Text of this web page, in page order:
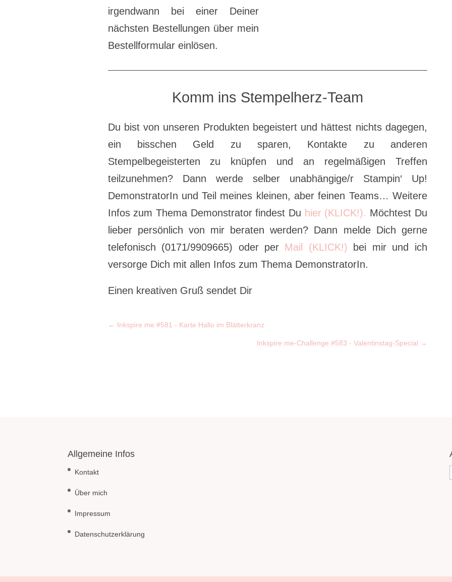
irgendwann bei einer Deiner
nächsten Bestellungen über mein
Bestellformular einlösen.
Komm ins Stempelherz-Team
Du bist von unseren Produkten begeistert und hättest nichts dagegen,
ein bisschen Geld zu sparen, Kontakte zu anderen
Stempelbegeisterten zu knüpfen und an regelmäßigen Treffen
teilzunehmen? Dann werde selber unabhängige/r Stampin‘ Up!
DemonstratorIn und Teil meines kleinen, aber feinen Teams… Weitere
Infos zum Thema Demonstrator findest Du hier (KLICK!). Möchtest Du
lieber persönlich von mir beraten werden? Dann melde Dich gerne
telefonisch (0171/9909665) oder per Mail (KLICK!) bei mir und ich
versorge Dich mit allen Infos zum Thema DemonstratorIn.
Einen kreativen Gruß sendet Dir
← Inkspire me #581 - Karte Hallo im Blätterkranz
Inkspire me-Challenge #583 - Valentinstag-Special →
Allgemeine Infos
Kontakt
Über mich
Impressum
Datenschutzerklärung